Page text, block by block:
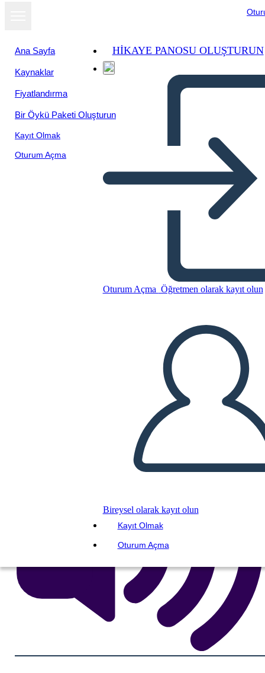
Ana Sayfa
Kaynaklar
Fiyatlandırma
Bir Öykü Paketi Oluşturun
Kayıt Olmak
Oturum Açma
HIKAYE PANOSU OLUŞTURUN
Oturum Açma Öğretmen olarak kayıt olun
Bireysel olarak kayıt olun
Kayıt Olmak
Oturum Açma
רול של רעם, לשמוע דמויות Cry
שלי
Bu Öykü Panosunu kopyala
BİR HİKAYE PANOSU OLUŞTUR
SLAYT GÖSTERİSİNİ OYNAT
BENİ OKU